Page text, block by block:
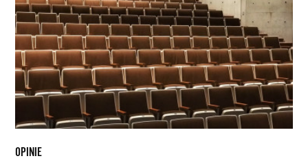
potrzebie.
Jak
wesprzeć
ulubionych
artystów?
OPINIE